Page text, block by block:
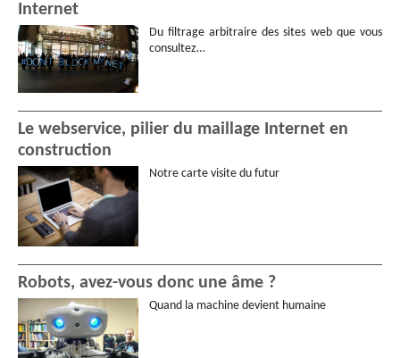
Internet
Du filtrage arbitraire des sites web que vous
consultez…
Le webservice, pilier du maillage Internet en
construction
Notre carte visite du futur
Robots, avez-vous donc une âme ?
Quand la machine devient humaine